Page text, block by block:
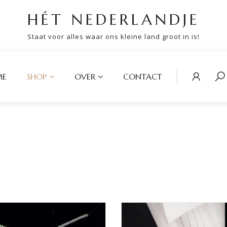
HÉT NEDERLANDJE
Staat voor alles waar ons kleine land groot in is!
SHOP OVER CONTACT